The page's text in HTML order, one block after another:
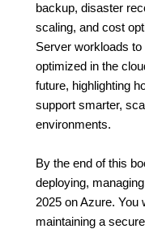
backup, disaster
scaling, and cost
Server workloads
optimized in the
future, highlighting
support smarter,
environments.
By the end of this
deploying,
2025 on Azure. You
maintaining a